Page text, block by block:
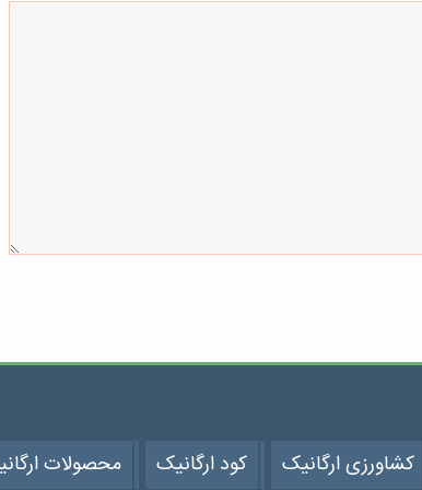
کشاورزی ارگانیک کود ارگانیک محصولات